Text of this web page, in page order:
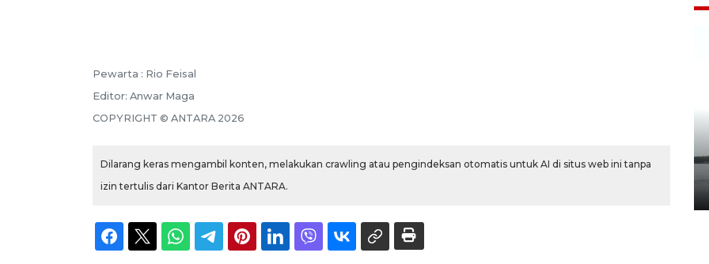
Pewarta : Rio Feisal
Editor: Anwar Maga
COPYRIGHT © ANTARA 2026
Dilarang keras mengambil konten, melakukan crawling atau pengindeksan otomatis untuk AI di situs web ini tanpa
izin tertulis dari Kantor Berita ANTARA.
Kelapa Tinggi